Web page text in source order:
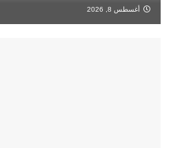
أغسطس 8, 2026